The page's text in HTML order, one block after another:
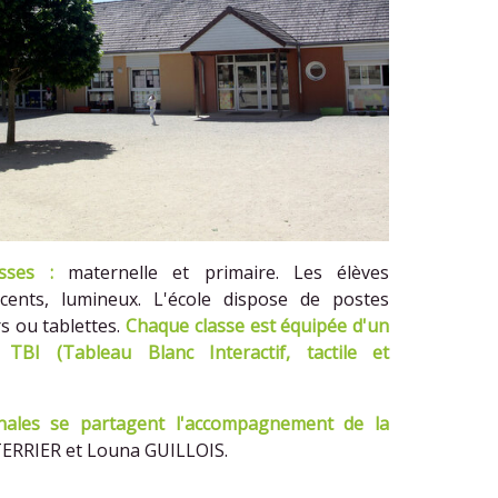
:maternelle et primaire. Les élèves
lumineux. L'école dispose de postes
ou tablettes.Chaque classe est équipée d'un
(Tableau Blanc Interactif, tactile et
se partagent l'accompagnement de la
et Louna GUILLOIS.